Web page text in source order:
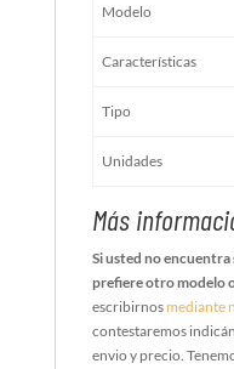
Modelo
Características
Tipo
Unidades
Más
Si usted no
prefiere otro modelo
escribirnos mediante
contestaremos
envio y precio.